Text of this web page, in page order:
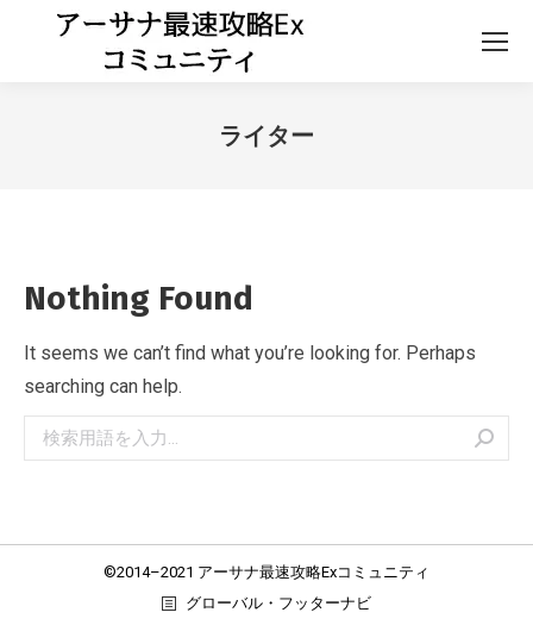
ライター
Nothing Found
It seems we can’t find what you’re looking for. Perhaps
searching can help.
Search:
©2014–2021 アーサナ最速攻略Exコミュニティ
グローバル・フッターナビ